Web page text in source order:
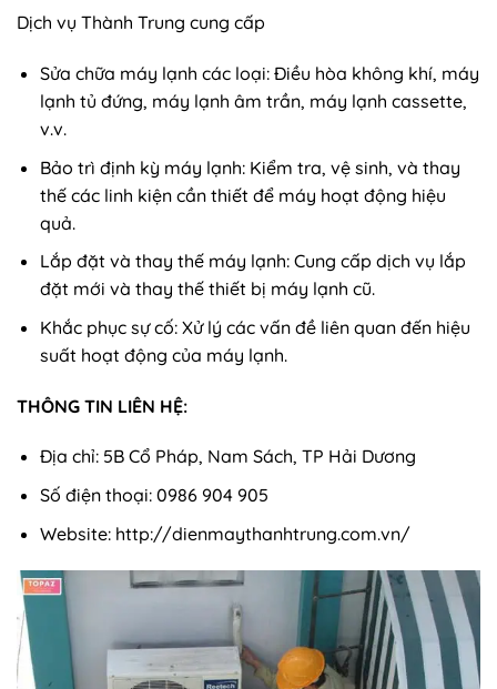
Dịch vụ Thành Trung cung cấp
Sửa chữa máy lạnh các loại: Điều hòa không khí, máy
lạnh tủ đứng, máy lạnh âm trần, máy lạnh cassette,
v.v.
Bảo trì định kỳ máy lạnh: Kiểm tra, vệ sinh, và thay
thế các linh kiện cần thiết để máy hoạt động hiệu
quả.
Lắp đặt và thay thế máy lạnh: Cung cấp dịch vụ lắp
đặt mới và thay thế thiết bị máy lạnh cũ.
Khắc phục sự cố: Xử lý các vấn đề liên quan đến hiệu
suất hoạt động của máy lạnh.
THÔNG TIN LIÊN HỆ:
Địa chỉ: 5B Cổ Pháp, Nam Sách, TP Hải Dương
Số điện thoại: 0986 904 905
Website: http://dienmaythanhtrung.com.vn/